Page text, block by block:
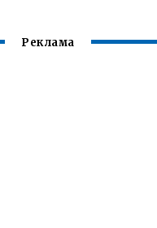
Реклама